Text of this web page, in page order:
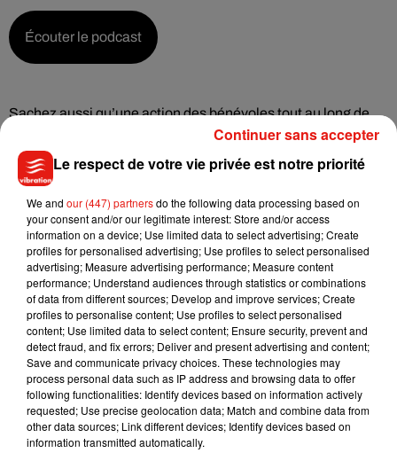
Écouter le podcast
Sachez aussi qu’une action des bénévoles tout au long de
l’année permet de financer 20% du Réveillon de l’amitié. Ils
se relaient par réaliser des paquets-cadeaux dans un
magasin de jouets à l'Atoll (Roys R Us) à Angers.
Près de 600 personnes sont d’ores et déjà inscrites pour ce
repas. Inscription au 0 800 003 049 (appel gratuit). Plus
d'informationssur le site de l'événement.
Des propos recueillis pas Annie Guinhut.
Musique
Julien Lieb s’essaye à la vie de chatelain
dans son nouveau clip
Le respect de votre vie privée est notre priorité
We and our (447) partnersdo the following data processing based on
your consent and/or our legitimate interest: Store and/or access
information on a device; Use limited data to select advertising; Create
profiles for personalised advertising; Use profiles to select personalised
advertising; Measure advertising performance; Measure content
performance; Understand audiences through statistics or combinations
of data from different sources; Develop and improve services; Create
profiles to personalise content; Use profiles to select personalised
content; Use limited data to select content; Ensure security, prevent and
detect fraud, and fix errors; Deliver and present advertising and content;
Save and communicate privacy choices. These technologies may
process personal data such as IP address and browsing data to offer
following functionalities: Identify devices based on information actively
requested; Use precise geolocation data; Match and combine data from
other data sources; Link different devices; Identify devices based on
information transmitted automatically.
Continuer sans accepter